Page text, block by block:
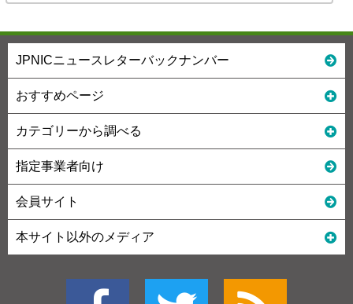
JPNICニュースレターバックナンバー
おすすめページ
カテゴリーから調べる
指定事業者向け
会員サイト
本サイト以外のメディア